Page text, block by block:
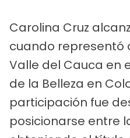
Carolina Cruz
cuando
Valle del Cauca en
de la Belleza en
participación fue
posicionarse entre